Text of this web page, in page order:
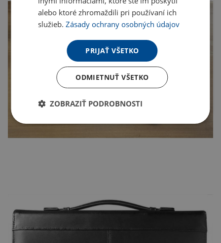
alebo ktoré zhromaždili pri používaní ich
služieb.Zásady ochrany osobných údajov
PRIJAŤ VŠETKO
ODMIETNUŤ VŠETKO
ZOBRAZIŤ PODROBNOSTI